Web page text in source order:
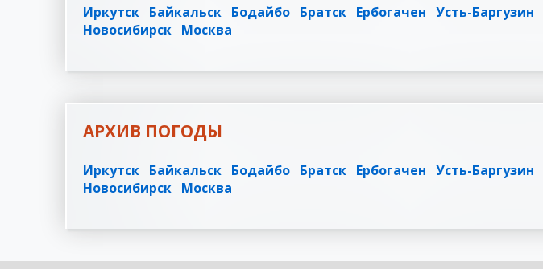
Иркутск Байкальск Бодайбо Братск Ербогачен Усть-Баргузин
Новосибирск Москва
АРХИВ ПОГОДЫ
Иркутск Байкальск Бодайбо Братск Ербогачен Усть-Баргузин
Новосибирск Москва